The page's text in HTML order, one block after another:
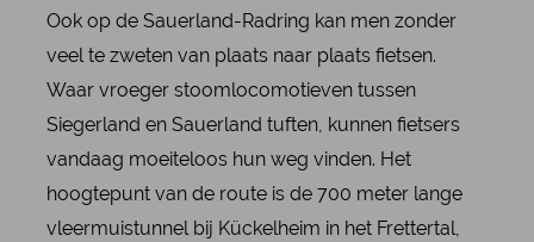
Ook op de Sauerland-Radring kan men zonder
veel te zweten van plaats naar plaats fietsen.
Waar vroeger stoomlocomotieven tussen
Siegerland en Sauerland tuften, kunnen fietsers
vandaag moeiteloos hun weg vinden. Het
hoogtepunt van de route is de 700 meter lange
vleermuistunnel bij Kückelheim in het Frettertal,